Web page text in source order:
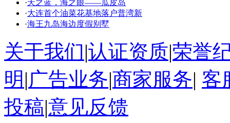
·天之蓝，海之眼——瓜皮岛
·大连首个油菜花基地落户普湾新
·海王九岛海边度假别墅
关于我们|认证资质|荣誉
明 |广告业务|商家服务| 客
投稿|意见反馈